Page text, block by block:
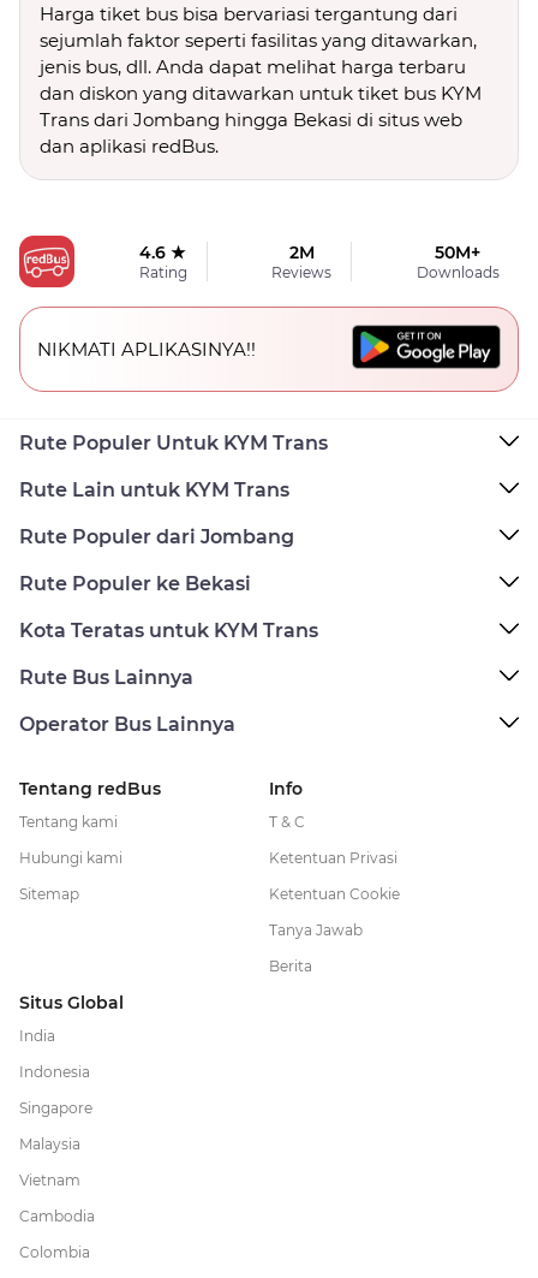
Harga tiket bus bisa bervariasi tergantung dari
sejumlah faktor seperti fasilitas yang ditawarkan,
jenis bus, dll. Anda dapat melihat harga terbaru
dan diskon yang ditawarkan untuk tiket bus KYM
Trans dari Jombang hingga Bekasi di situs web
dan aplikasi redBus.
4.6 ★
Rating
2M
Reviews
50M+
Downloads
NIKMATI APLIKASINYA!!
Rute Populer Untuk KYM Trans
Rute Lain untuk KYM Trans
Rute Populer dari Jombang
Rute Populer ke Bekasi
Kota Teratas untuk KYM Trans
Rute Bus Lainnya
Operator Bus Lainnya
Tentang redBus
Tentang kami
Hubungi kami
Sitemap
Info
T & C
Ketentuan Privasi
Ketentuan Cookie
Tanya Jawab
Berita
Situs Global
India
Indonesia
Singapore
Malaysia
Vietnam
Cambodia
Colombia